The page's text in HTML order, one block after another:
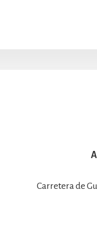
Carretera de